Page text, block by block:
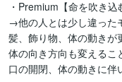
・Premium【命を吹き込
→他の人とは少し違った
髪、飾り物、体の動きが
体の向き方向も変えるこ
口の開閉、体の動きに伴